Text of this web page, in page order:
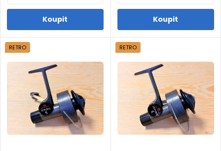
RETRO RETRO